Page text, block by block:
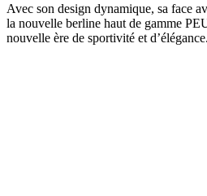
Avec son design dynamique, sa face
la nouvelle berline haut de gamme
nouvelle ère de sportivité et d’élégance.